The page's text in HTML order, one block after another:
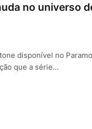
no universo
disponível no
que a série…